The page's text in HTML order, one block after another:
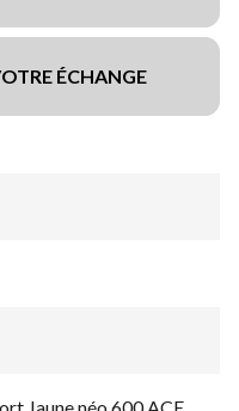
ÉCHANGE
Jaune néo 600 ACE